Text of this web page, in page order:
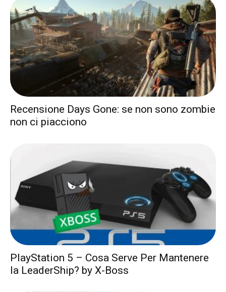
Recensione Days Gone: se non sono zombie
non ci piacciono
PlayStation 5 – Cosa Serve Per Mantenere
la LeaderShip? by X-Boss